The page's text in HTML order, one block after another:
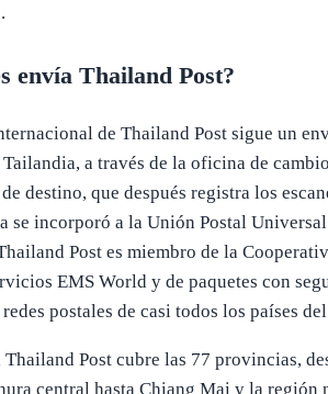
envía Thailand Post?
de Thailand Post sigue un
a través de la oficina de
destino, que después registra los
se incorporó a la Unión Postal
Post es miembro de la
EMS World y de paquetes con
postales de casi todos los países
Post cubre las 77 provincias,
central hasta Chiang Mai y la región